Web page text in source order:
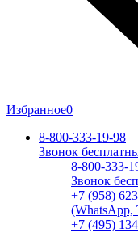
Избранное0
8-800-333-19-98
Звонок
8-800-333-
Звонок
+7 (958)
(WhatsApp,
+7 (495)